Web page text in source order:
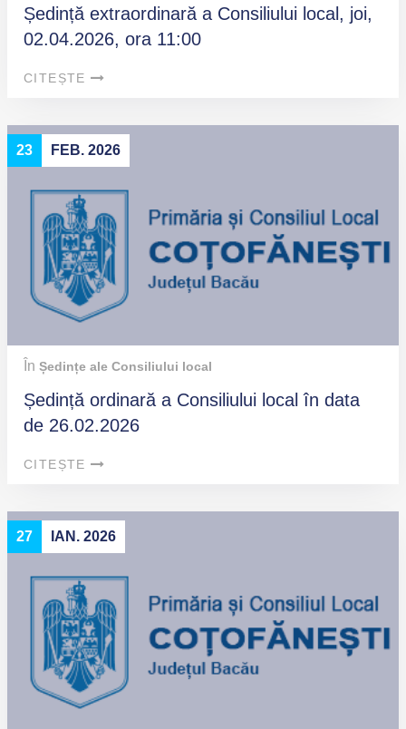
Ședință extraordinară a Consiliului local, joi,
02.04.2026, ora 11:00
CITEȘTE
23 FEB. 2026
În Ședințe ale Consiliului local
Ședință ordinară a Consiliului local în data
de 26.02.2026
CITEȘTE
27 IAN. 2026